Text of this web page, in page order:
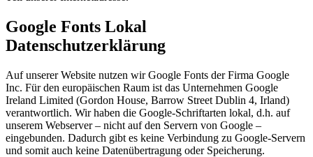
Google Fonts Lokal
Datenschutzerklärung
Auf unserer Website nutzen wir Google Fonts der Firma Google
Inc. Für den europäischen Raum ist das Unternehmen Google
Ireland Limited (Gordon House, Barrow Street Dublin 4, Irland)
verantwortlich. Wir haben die Google-Schriftarten lokal, d.h. auf
unserem Webserver – nicht auf den Servern von Google –
eingebunden. Dadurch gibt es keine Verbindung zu Google-Servern
und somit auch keine Datenübertragung oder Speicherung.